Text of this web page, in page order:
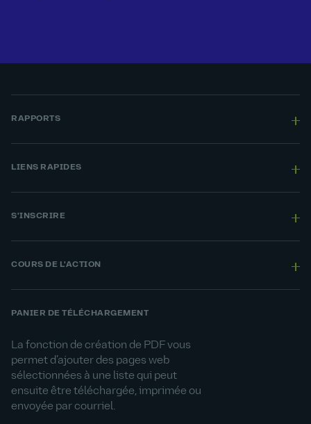
RAPPORTS
LIENS RAPIDES
S'INSCRIRE
COURS DE L'ACTION
PANIER DE TÉLÉCHARGEMENT
La fonction de création de PDF vous
permet d’ajouter des pages web
sélectionnées à une liste qui peut
ensuite être téléchargée, imprimée ou
envoyée par courriel.